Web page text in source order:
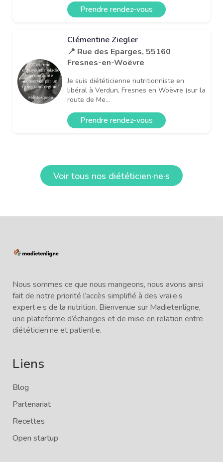
Prendre rendez-vous
Clémentine Ziegler
📍 Rue des Eparges, 55160
Fresnes-en-Woëvre
Je suis diététicienne nutritionniste en
libéral à Verdun, Fresnes en Woëvre (sur la
route de Me...
Prendre rendez-vous
Voir tous nos diététicien·ne·s
Nous sommes ce que nous mangeons, nous avons ainsi
fait de notre priorité l’accès simplifié à des vrai·e·s
expert·e·s de la nutrition. Bienvenue sur Madietenligne,
une plateforme d’échanges et de mise en relation entre
diététicien·ne et patient·e.
Liens
Blog
Partenariat
Recettes
Open startup